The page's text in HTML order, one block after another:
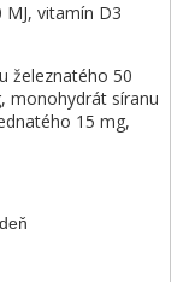
vitamín D3
železnatého 50
monohydrát síranu
15 mg,